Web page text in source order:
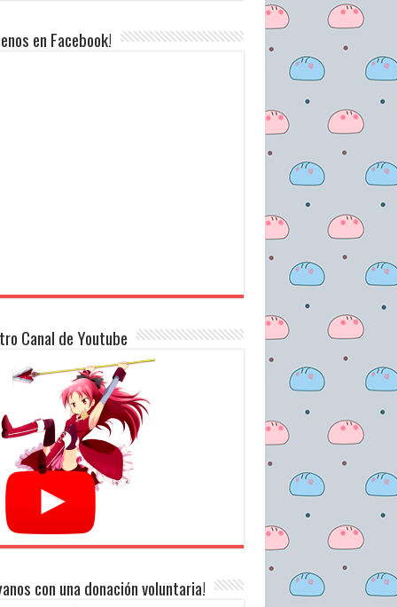
en Facebook!
Canal de Youtube
con una donación voluntaria!